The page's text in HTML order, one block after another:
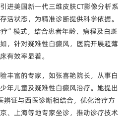
进美国新一代三维皮肤CT影像分析系
活状态，为精准诊断提供科学依据。
”模式，结合患者年龄、病程及白斑
，针对疑难性白癜风，医院开展超薄
有效率显着。
丰富的专家，如张喜艳院长，从事白
年儿童及疑难性白癜风治疗。她提出
证与西医诊断相结合，优化治疗方
、上海等地专家坐诊，推动诊疗技术